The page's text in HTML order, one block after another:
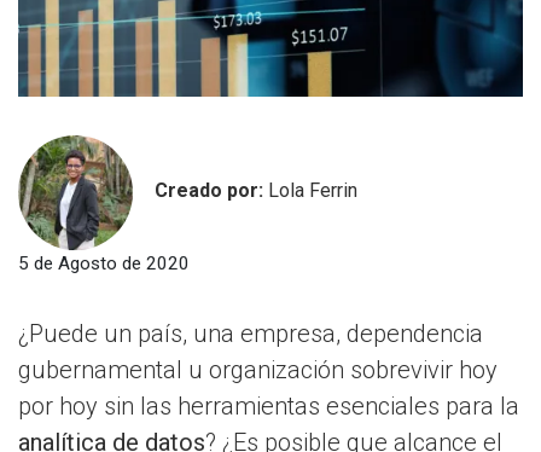
Creado por: Lola Ferrin
5 de Agosto de 2020
¿Puede un país, una empresa, dependencia
gubernamental u organización sobrevivir hoy
por hoy sin las herramientas esenciales para la
analítica de datos? ¿Es posible que alcance el